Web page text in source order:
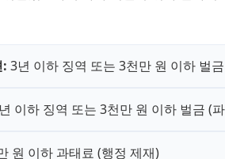
: 3년 이하 징역 또는 3천만 원 이하 벌
이하 징역 또는 3천만 원 이하 벌금 (
원 이하 과태료 (행정 제재)